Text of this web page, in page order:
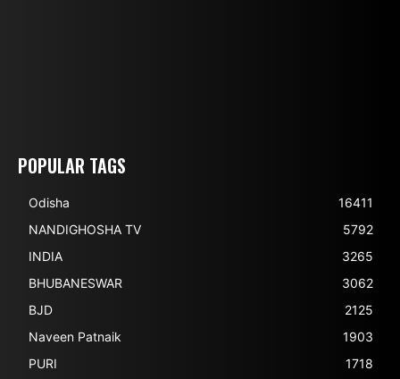
POPULAR TAGS
Odisha
16411
NANDIGHOSHA TV
5792
INDIA
3265
BHUBANESWAR
3062
BJD
2125
Naveen Patnaik
1903
PURI
1718